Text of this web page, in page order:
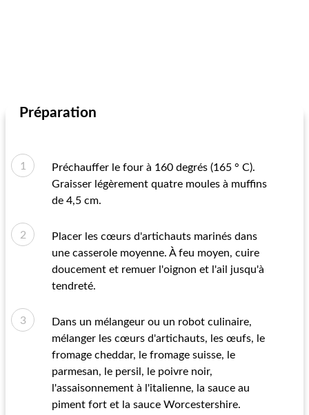
Préparation
Préchauffer le four à 160 degrés (165 ° C).
Graisser légèrement quatre moules à muffins
de 4,5 cm.
Placer les cœurs d'artichauts marinés dans
une casserole moyenne. À feu moyen, cuire
doucement et remuer l'oignon et l'ail jusqu'à
tendreté.
Dans un mélangeur ou un robot culinaire,
mélanger les cœurs d'artichauts, les œufs, le
fromage cheddar, le fromage suisse, le
parmesan, le persil, le poivre noir,
l'assaisonnement à l'italienne, la sauce au
piment fort et la sauce Worcestershire.